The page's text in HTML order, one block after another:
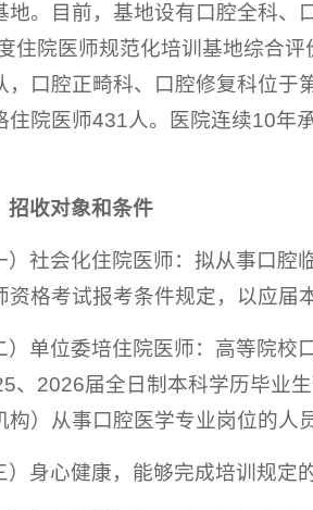
地。目前，基地设有口腔全科、
住院医师规范化培训基地综合
，口腔正畸科、口腔修复科位于
住院医师431人。医院连续10年
招收对象和条件
）社会化住院医师：拟从事口
资格考试报考条件规定，以应届
）单位委培住院医师：高等院
、2026届全日制本科学历毕业
构）从事口腔医学专业岗位的人
）身心健康，能够完成培训规定